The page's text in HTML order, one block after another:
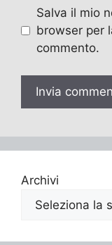
Salva il mio
browser per
commento.
Archivi